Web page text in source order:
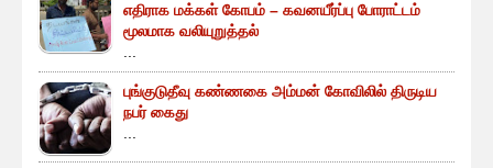
எதிராக மக்கள் கோபம் – கவனயீர்ப்பு போராட்டம்
மூலமாக வலியுறுத்தல்
...
புங்குடுதீவு கண்ணகை அம்மன் கோவிலில் திருடிய
நபர் கைது
...